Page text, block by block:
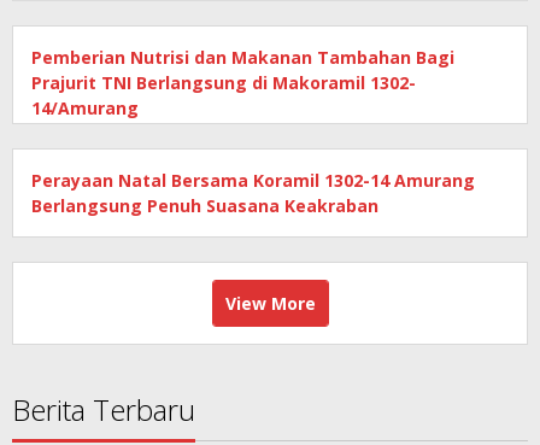
Pemberian Nutrisi dan Makanan Tambahan Bagi
Prajurit TNI Berlangsung di Makoramil 1302-
14/Amurang
Perayaan Natal Bersama Koramil 1302-14 Amurang
Berlangsung Penuh Suasana Keakraban
View More
Berita Terbaru